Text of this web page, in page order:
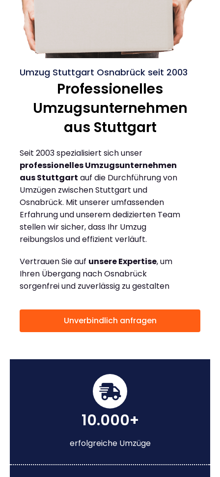
Umzug Stuttgart Osnabrück seit 2003
Professionelles
Umzugsunternehmen
aus Stuttgart
Seit 2003 spezialisiert sich unser
professionelles Umzugsunternehmen
aus Stuttgart auf die Durchführung von
Umzügen zwischen Stuttgart und
Osnabrück. Mit unserer umfassenden
Erfahrung und unserem dedizierten Team
stellen wir sicher, dass Ihr Umzug
reibungslos und effizient verläuft.
Vertrauen Sie auf unsere Expertise, um
Ihren Übergang nach Osnabrück
sorgenfrei und zuverlässig zu gestalten
Unverbindlich anfragen
10.000+
erfolgreiche Umzüge